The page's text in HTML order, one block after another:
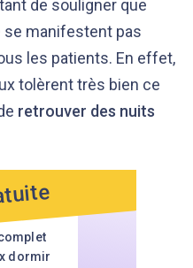
de souligner que
manifestent pas
les patients. En effet,
tolèrent très bien ce
retrouver des nuits
dormir